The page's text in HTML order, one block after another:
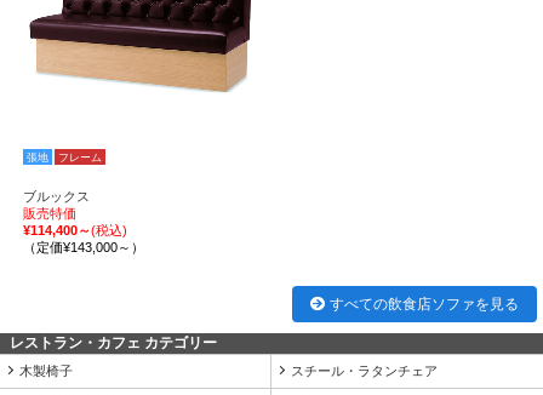
張地 フレーム
ブルックス
販売特価
¥114,400～(税込)
（定価¥143,000～）
すべての飲食店ソファを見る
レストラン・カフェ カテゴリー
木製椅子 スチール・ラタンチェア